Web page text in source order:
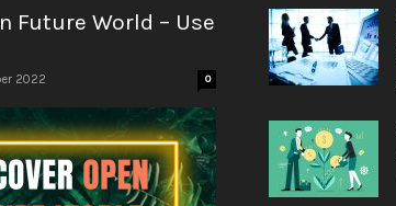
Future World – Use
2022 0